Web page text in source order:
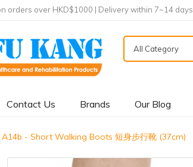
orders over HKD$1000 | Delivery within 7~14 days
All Category
Contact Us Brands Our Blog
A14b - Short Walking Boots 短身步行靴 (37cm)